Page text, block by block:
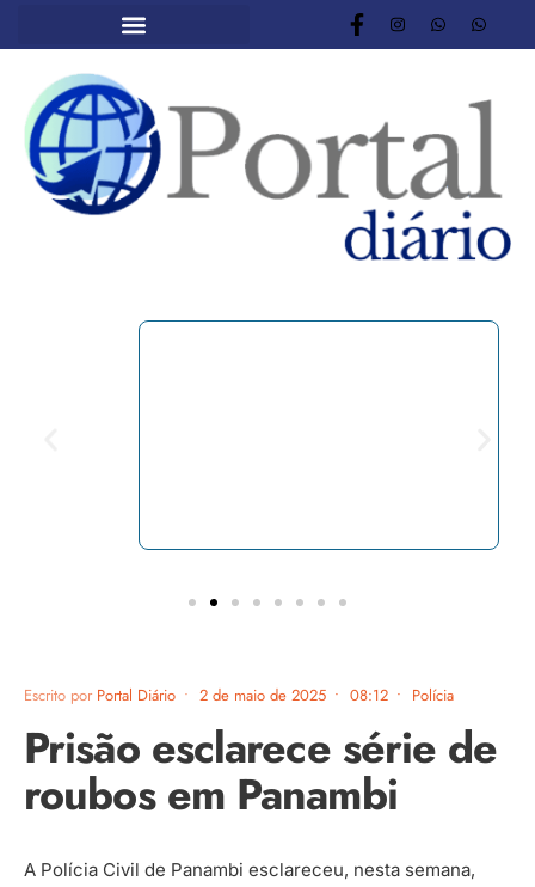
Escrito por Portal Diário • 2 de maio de 2025 • 08:12 • Polícia
Prisão esclarece série de
roubos em Panambi
A Polícia Civil de Panambi esclareceu, nesta semana,